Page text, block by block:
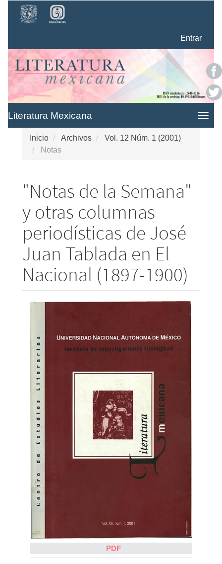
Navegación
principal
Barra
lateral
Entrar
Literatura Mexicana
Inicio Archivos
Vol. 12 Núm. 1 (2001)
Notas
"Notas de la Semana"
y otras columnas
periodísticas de José
Juan Tablada en El
Nacional (1897-1900)
Barra
del
artículo
PDF